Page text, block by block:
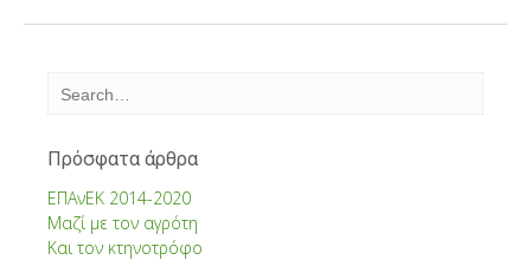
Πρόσφατα άρθρα
ΕΠΑνΕΚ 2014-2020
Μαζί με τον αγρότη
Και τον κτηνοτρόφο